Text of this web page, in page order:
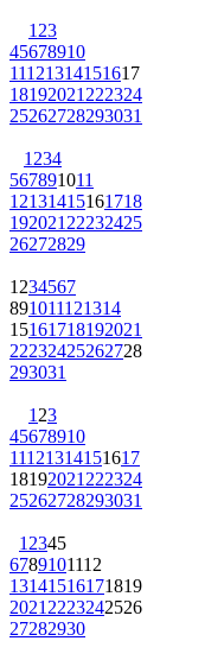
123
45678910
11121314151617
18192021222324
25262728293031
1234
567891011
12131415161718
19202122232425
26272829
1234567
891011121314
15161718192021
22232425262728
293031
123
45678910
11121314151617
18192021222324
25262728293031
12345
6789101112
13141516171819
20212223242526
27282930